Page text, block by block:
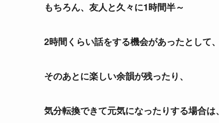
もちろん、友人と久々に1時間半～
2時間くらい話をする機会があったとして、
そのあとに楽しい余韻が残ったり、
気分転換できて元気になったりする場合は、